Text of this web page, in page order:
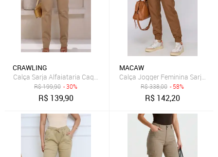
CRAWLING
Calça Sarja Alfaiataria Caqui Cintura Alta Feminina
R$199,90 - 30%
R$ 139,90
MACAW
R$338,00 - 58%
R$ 142,20